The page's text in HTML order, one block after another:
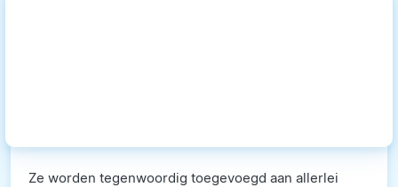
Ze worden tegenwoordig toegevoegd aan allerlei